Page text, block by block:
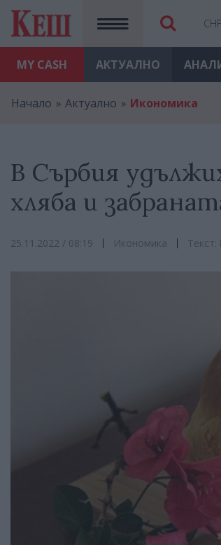
MY CASH АКТУАЛНО
Начало Актуално Икономика
В Сърбия
хляба и
25.11.2022 / 08:19 Икономика Текст: